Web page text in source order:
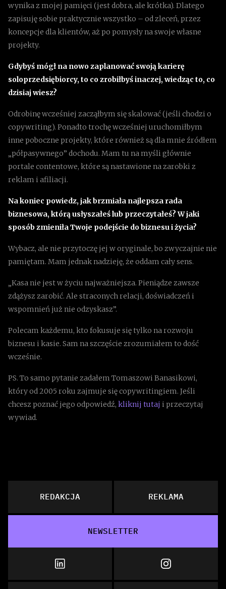
wynika z mojej pamięci (jest dobra, ale krótka). Dlatego
zapisuję sobie praktycznie wszystko – od zleceń, przez
koncepcje dla klientów, aż po pomysły na swoje własne
projekty.
Gdybyś mógł na nowo zaplanować swoją karierę
soloprzedsiębiorcy, to co zrobiłbyś inaczej, wiedząc to, co
dzisiaj wiesz?
Odrobinę wcześniej zacząłbym się skalować (jeśli chodzi o
copywriting). Ponadto trochę wcześniej uruchomiłbym
inne poboczne projekty, które również są dla mnie źródłem
„półpasywnego” dochodu. Mam tu na myśli głównie
portale contentowe, które są nastawione na zarobki z
reklam i afiliacji.
Na koniec powiedz, jak brzmiała najlepsza rada
biznesowa, którą usłyszałeś lub przeczytałeś? W jaki
sposób zmieniła Twoje podejście do biznesu i życia?
Wybacz, ale nie przytoczę jej w oryginale, bo zwyczajnie nie
pamiętam. Mam jednak nadzieję, że oddam cały sens.
„Kasa nie jest w życiu najważniejsza. Pieniądze zawsze
zdążysz zarobić. Ale straconych relacji, doświadczeń i
wspomnień już nie odzyskasz”.
Polecam każdemu, kto fokusuje się tylko na rozwoju
biznesu i kasie. Sam na szczęście zrozumiałem to dość
wcześnie.
PS. To samo pytanie zadałem Tomaszowi Banasikowi,
który od 2005 roku zajmuje się copywritingiem. Jeśli
chcesz poznać jego odpowiedź, kliknij tutaj i przeczytaj
wywiad.
REDAKCJA REKLAMA
NEWSLETTER